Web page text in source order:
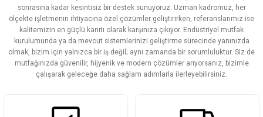
Ürün resmi kalitesiz, bozuk veya görüntülenemiyor.
Ürün açıklamasında eksik bilgiler bulunuyor.
Ürün bilgilerinde hatalar bulunuyor.
Ürün fiyatı diğer sitelerden daha pahalı.
Bu ürüne benzer farklı alternatifler olmalı.
sonrasına kadar kesintisiz bir destek sunuyoruz. Uzman kadromuz, her
ölçekte işletmenin ihtiyacına özel çözümler geliştirirken, referanslarımız ise
kalitemizin en güçlü kanıtı olarak karşınıza çıkıyor. Endüstriyel mutfak
kurulumunda ya da mevcut sistemlerinizi geliştirme sürecinde yanınızda
olmak, bizim için yalnızca bir iş değil; aynı zamanda bir sorumluluktur. Siz de
mutfağınızda güvenilir, hijyenik ve modern çözümler arıyorsanız, bizimle
çalışarak geleceğe daha sağlam adımlarla ilerleyebilirsiniz.